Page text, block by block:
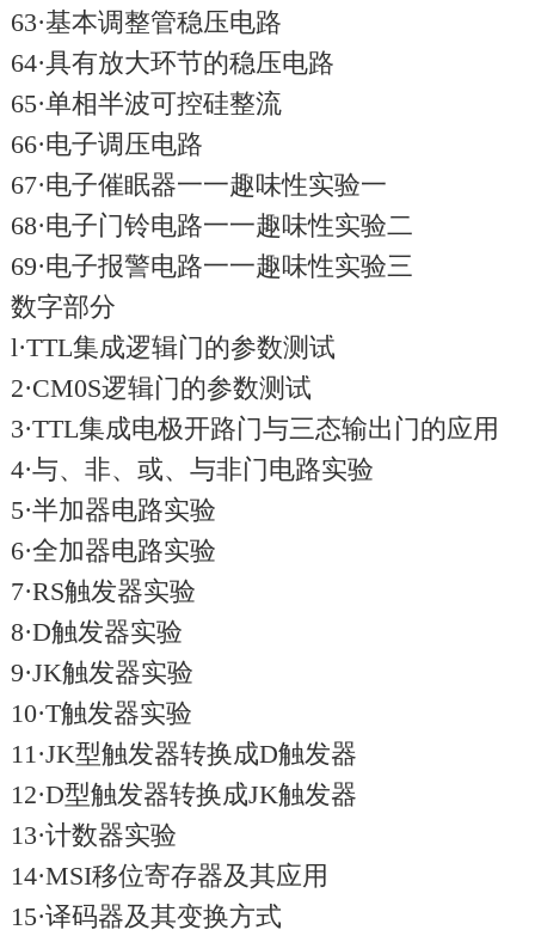
63·基本调整管稳压电路
64·具有放大环节的稳压电路
65·单相半波可控硅整流
66·电子调压电路
67·电子催眠器一一趣味性实验一
68·电子门铃电路一一趣味性实验二
69·电子报警电路一一趣味性实验三
数字部分
l·TTL集成逻辑门的参数测试
2·CM0S逻辑门的参数测试
3·TTL集成电极开路门与三态输出门的应用
4·与、非、或、与非门电路实验
5·半加器电路实验
6·全加器电路实验
7·RS触发器实验
8·D触发器实验
9·JK触发器实验
10·T触发器实验
11·JK型触发器转换成D触发器
12·D型触发器转换成JK触发器
13·计数器实验
14·MSI移位寄存器及其应用
15·译码器及其变换方式